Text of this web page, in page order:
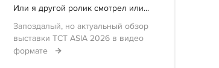
Или я другой ролик смотрел или...
Запоздалый, но актуальный обзор
выставки TCT ASIA 2026 в видео
формате